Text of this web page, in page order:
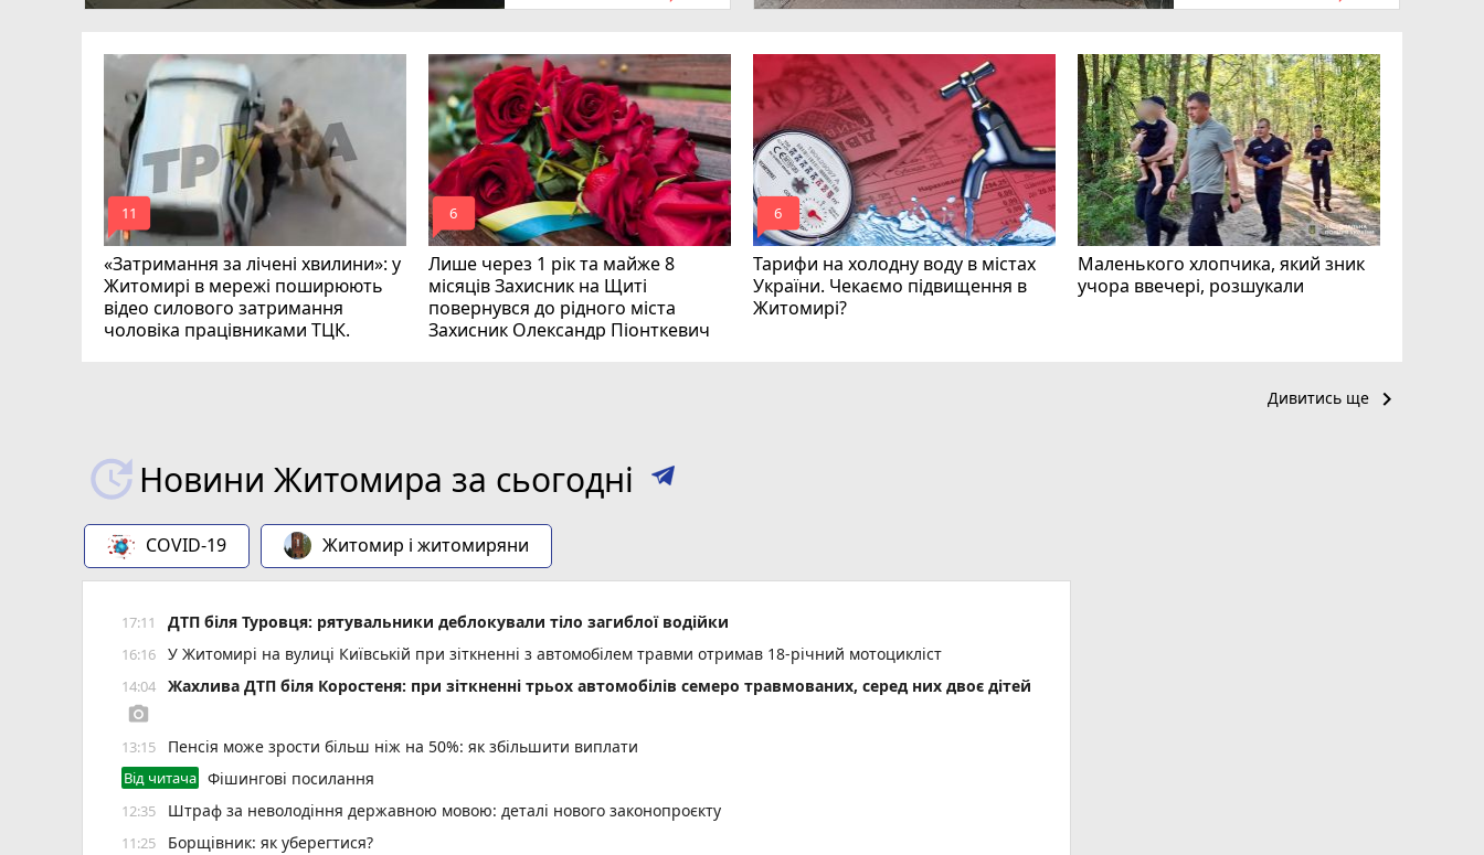
«Затримання за лічені хвилини»: у
Житомирі в мережі поширюють
відео силового затримання
чоловіка працівниками ТЦК.
mode_comment
11
Лише через 1 рік та майже 8
місяців Захисник на Щиті
повернувся до рідного міста
Захисник Олександр Піонткевич
mode_comment
6
Тарифи на холодну воду в містах
України. Чекаємо підвищення в
Житомирі?
mode_comment
6
Маленького хлопчика, який зник
учора ввечері, розшукали
Дивитись ще keyboard_arrow_right
Новини Житомира за сьогодні
COVID-19 Житомир і житомиряни
17:11 ДТП біля Туровця: рятувальники деблокували тіло загиблої водійки
16:16 У Житомирі на вулиці Київській при зіткненні з автомобілем травми отримав 18-річний мотоцикліст
14:04 Жахлива ДТП біля Коростеня: при зіткненні трьох автомобілів семеро травмованих, серед них двоє дітей
photo_camera
13:15 Пенсія може зрости більш ніж на 50%: як збільшити виплати
Від читача Фішингові посилання
12:35 Штраф за неволодіння державною мовою: деталі нового законопроєкту
11:25 Борщівник: як уберегтися?